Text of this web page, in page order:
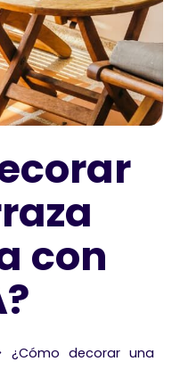
con
¿Cómo decorar una